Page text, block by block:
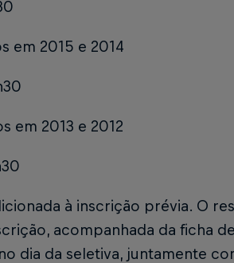
em 2015 e 2014
em 2013 e 2012
à inscrição prévia. O
acompanhada da ficha
dia da seletiva, juntamente